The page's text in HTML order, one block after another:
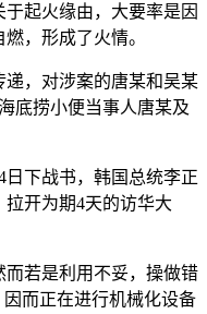
起火缘由，大要率是因
，形成了火情。
，对涉案的唐某和吴某
底捞小便当事人唐某及
下战书，韩国总统李正
开为期4天的访华大
若是利用不妥，操做错
而正在进行机械化设备